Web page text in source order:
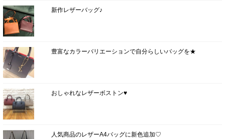
新作レザーバッグ♪
豊富なカラーバリエーションで自分らしいバッグを★
おしゃれなレザーボストン♥
人気商品のレザーA4バッグに新色追加♡